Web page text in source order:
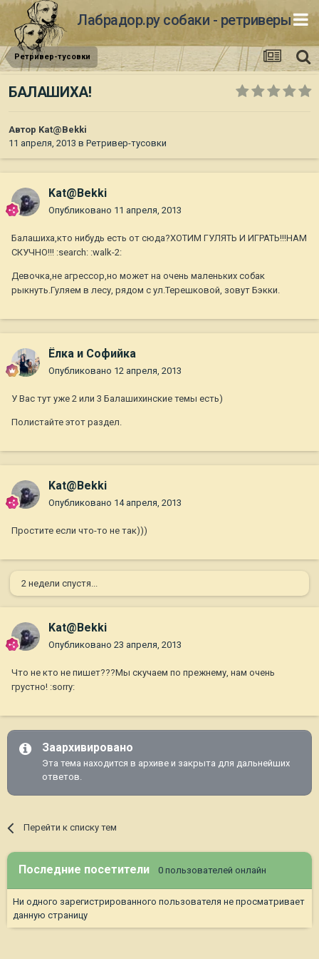
Лабрадор.ру собаки - ретриверы
Ретривер-тусовки
БАЛАШИХА!
Автор Kat@Bekki
11 апреля, 2013 в Ретривер-тусовки
Kat@Bekki
Опубликовано 11 апреля, 2013
Балашиха,кто нибудь есть от сюда?ХОТИМ ГУЛЯТЬ И ИГРАТЬ!!!НАМ
СКУЧНО!!! :search: :walk-2:
Девочка,не агрессор,но может на очень маленьких собак
рыкнуть.Гуляем в лесу, рядом с ул.Терешковой, зовут Бэкки.
Ёлка и Софийка
Опубликовано 12 апреля, 2013
У Вас тут уже 2 или 3 Балашихинские темы есть)
Полистайте этот раздел.
Kat@Bekki
Опубликовано 14 апреля, 2013
Простите если что-то не так)))
2 недели спустя...
Kat@Bekki
Опубликовано 23 апреля, 2013
Что не кто не пишет???Мы скучаем по прежнему, нам очень
грустно! :sorry:
Заархивировано
Эта тема находится в архиве и закрыта для дальнейших
ответов.
Перейти к списку тем
Последние посетители 0 пользователей онлайн
Ни одного зарегистрированного пользователя не просматривает
данную страницу